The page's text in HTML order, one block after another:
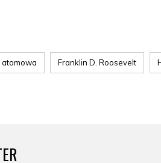
atomowa Franklin D. Roosevelt